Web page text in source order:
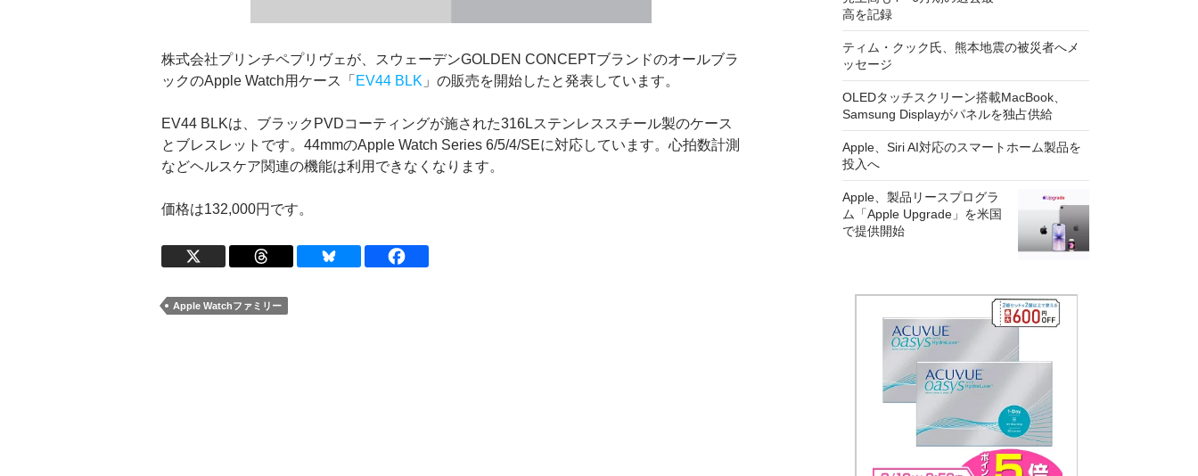
株式会社プリンチペプリヴェが、スウェーデンGOLDEN CONCEPTブランドのオールブラ
ックのApple Watch用ケース「 EV44 BLK 」の販売を開始したと発表しています。
EV44 BLKは、ブラックPVDコーティングが施された316Lステンレススチール製のケース
とブレスレットです。44mmのApple Watch Series 6/5/4/SEに対応しています。心拍数計測
などヘルスケア関連の機能は利用できなくなります。
価格は132,000円です。
Apple Watchファミリー
高を記録
ティム・クック氏、熊本地震の被災者へメ
ッセージ
OLEDタッチスクリーン搭載MacBook、
Samsung Displayがパネルを独占供給
Apple、Siri AI対応のスマートホーム製品を
投入へ
Apple、製品リースプログラ
ム「Apple Upgrade」を米国
で提供開始